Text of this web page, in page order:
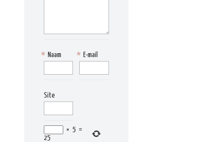
Naam
* E-mail
*
Site
× 5 =
25